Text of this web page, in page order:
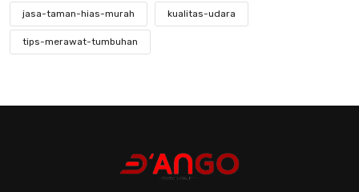
jasa-taman-hias-murah kualitas-udara
tips-merawat-tumbuhan
jasa-taman-murah
pentingnya-konsultasi-dengan-ahli-tanaman-hias